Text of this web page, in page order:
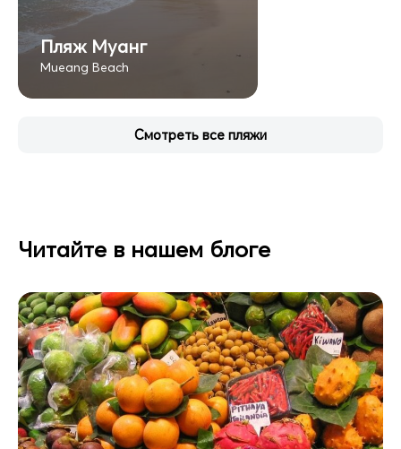
Пляж Муанг
Mueang Beach
Смотреть все пляжи
Читайте в нашем блоге